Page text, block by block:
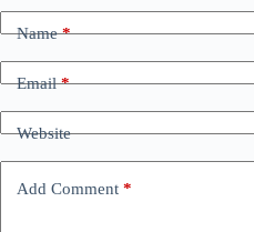
Name*
Email*
Website
Add Comment *